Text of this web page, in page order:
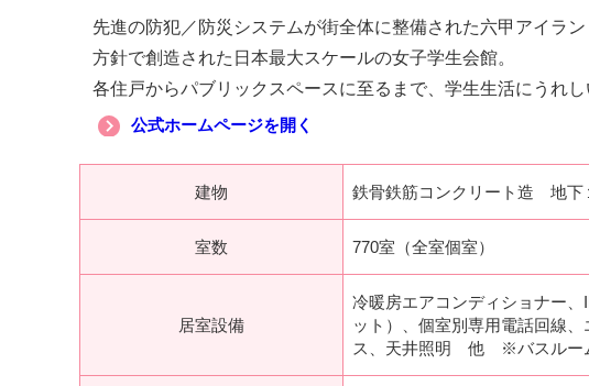
先進の防犯／防災システムが街全体に整備された六甲アイラ
方針で創造された日本最大スケールの女子学生会館。
各住戸からパブリックスペースに至るまで、学生生活にうれし
公式ホームページを開く
建物 鉄骨鉄筋コンクリート造 地
室数 770室（全室個室）
居室設備
冷暖房エアコンディショナー
ット）、個室別専用電話回線
ス、天井照明 他 ※バスルーム